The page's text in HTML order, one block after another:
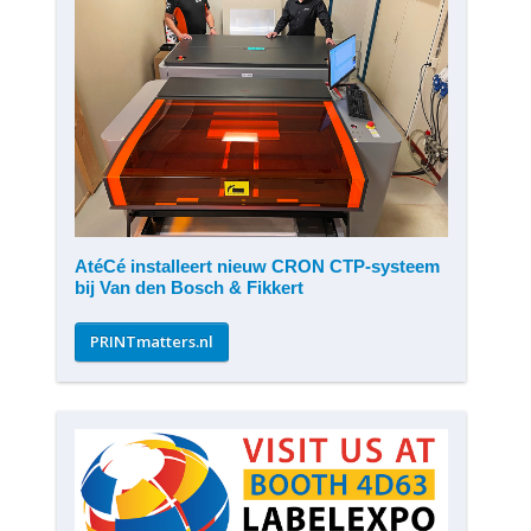
AtéCé installeert nieuw CRON CTP-systeem
bij Van den Bosch & Fikkert
PRINTmatters.nl